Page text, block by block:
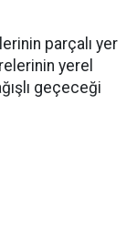
parçalı yer
yerel
geçeceği